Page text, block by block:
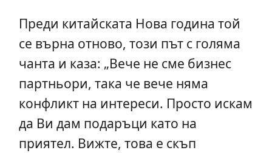
Преди китайската Нова година той
се върна отново, този път с голяма
чанта и каза: „Вече не сме бизнес
партньори, така че вече няма
конфликт на интереси. Просто искам
да Ви дам подаръци като на
приятел. Вижте, това е скъп